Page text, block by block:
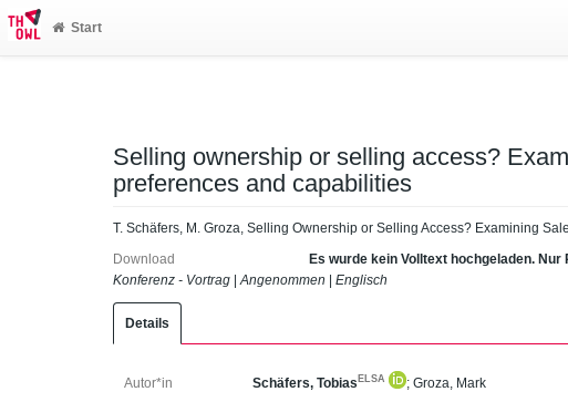
Start
Selling ownership or selling access?
preferences and capabilities
T. Schäfers, M. Groza, Selling Ownership or Selling Access? Examining
Download
Es wurde kein Volltext hochgeladen.
Konferenz - Vortrag |Angenommen Englisch
Details
Autor*in Schäfers, TobiasELSA ;Groza, Mark